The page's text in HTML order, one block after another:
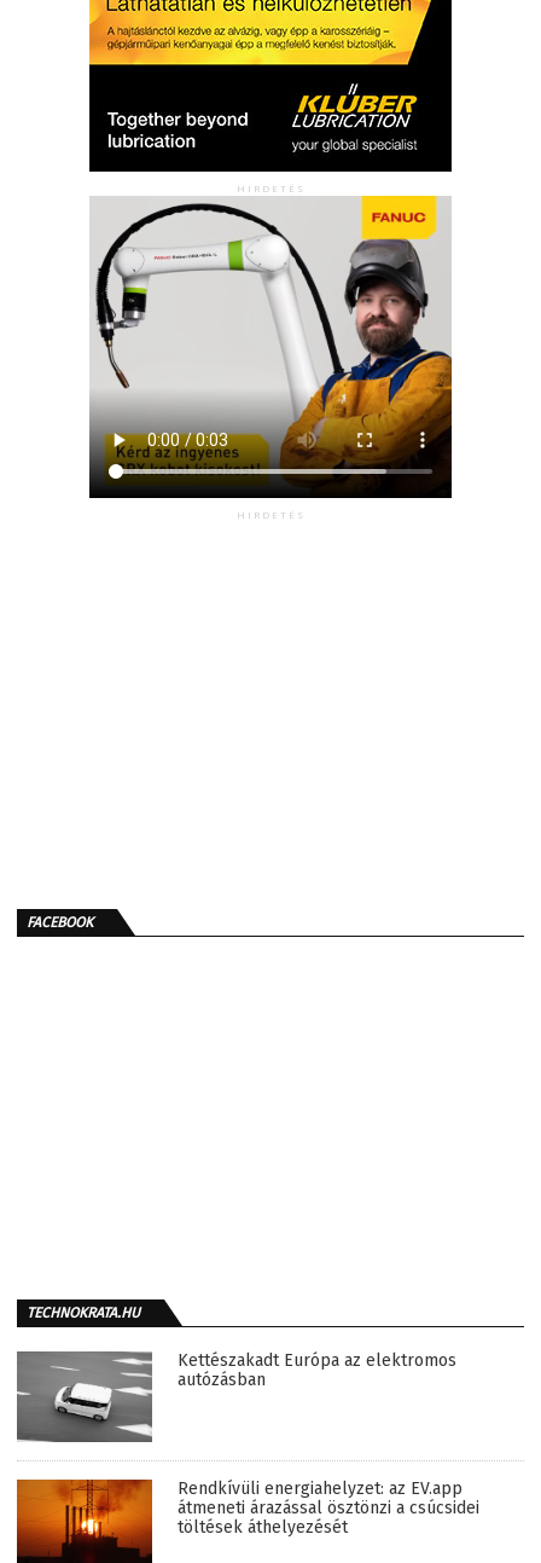
HIRDETÉS
HIRDETÉS
FACEBOOK
TECHNOKRATA.HU
Kettészakadt Európa az elektromos
autózásban
Rendkívüli energiahelyzet: az EV.app
átmeneti árazással ösztönzi a csúcsidei
töltések áthelyezését